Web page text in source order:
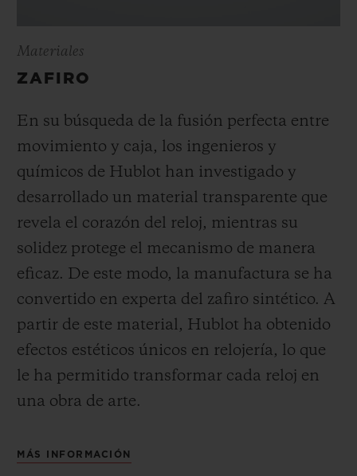
Materiales
ZAFIRO
En su búsqueda de la fusión perfecta entre
movimiento y caja, los ingenieros y
químicos de Hublot han investigado y
desarrollado un material transparente que
revela el corazón del reloj, mientras su
solidez protege el mecanismo de manera
eficaz. De este modo, la manufactura se ha
convertido en experta del zafiro sintético. A
partir de este material, Hublot ha obtenido
efectos estéticos únicos en relojería, lo que
le ha permitido transformar cada reloj en
una obra de arte.
MÁS INFORMACIÓN